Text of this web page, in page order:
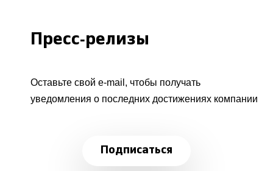
Пресс-релизы
Оставьте свой e-mail, чтобы получать
уведомления о последних достижениях компании
Подписаться